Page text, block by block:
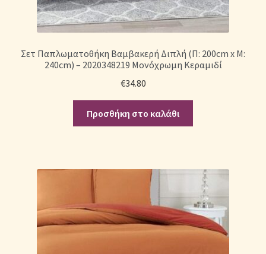
Σετ Παπλωματοθήκη Βαμβακερή Διπλή (Π: 200cm x Μ:
240cm) – 2020348219 Μονόχρωμη Κεραμιδί
€34.80
Προσθήκη στο καλάθι